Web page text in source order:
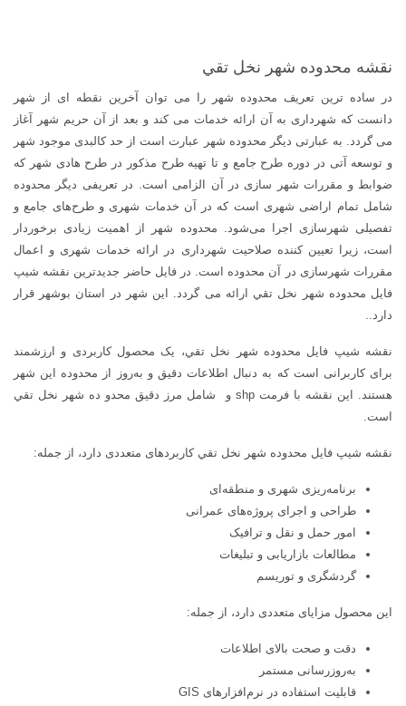
نقشه محدوده شهر نخل تقي
در ساده ترین تعریف محدوده شهر را می توان آخرین نقطه ای از شهر
دانست که شهرداری به آن ارائه خدمات می کند و بعد از آن حریم شهر آغاز
می گردد. به عبارتی دیگر محدوده شهر عبارت است از حد کالبدی موجود شهر
و توسعه آتی در دوره طرح جامع و تا تهیه طرح مذکور در طرح هادی شهر که
ضوابط و مقررات شهر سازی در آن الزامی است. در تعریفی دیگر محدوده
شامل تمام اراضی شهری است که در آن خدمات شهری و طرح‌های جامع و
تفصیلی شهرسازی اجرا می‌شود. محدوده شهر از اهمیت زیادی برخوردار
است، زیرا تعیین کننده صلاحیت شهرداری در ارائه خدمات شهری و اعمال
مقررات شهرسازی در آن محدوده است. در فایل حاضر جدیدترین نقشه شیپ
فایل محدوده شهر نخل تقي ارائه می گردد. این شهر در استان بوشهر قرار
دارد..
نقشه شیپ فایل محدوده شهر نخل تقي، یک محصول کاربردی و ارزشمند
برای کاربرانی است که به دنبال اطلاعات دقیق و به‌روز از محدوده این شهر
هستند. این نقشه با فرمت shp و شامل مرز دقیق محدو ده شهر نخل تقي
است.
نقشه شیپ فایل محدوده شهر نخل تقي کاربردهای متعددی دارد، از جمله:
برنامه‌ریزی شهری و منطقه‌ای
طراحی و اجرای پروژه‌های عمرانی
امور حمل و نقل و ترافیک
مطالعات بازاریابی و تبلیغات
گردشگری و توریسم
این محصول مزایای متعددی دارد، از جمله:
دقت و صحت بالای اطلاعات
به‌روزرسانی مستمر
قابلیت استفاده در نرم‌افزارهای GIS